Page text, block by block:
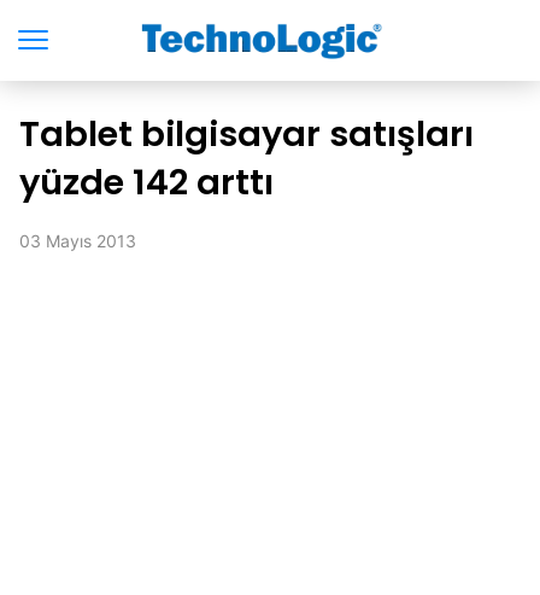
Tablet bilgisayar satışları
yüzde 142 arttı
03 Mayıs 2013